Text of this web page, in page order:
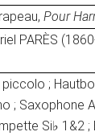
Pour
PARÈS
piccolo ;
; Saxophone
Si♭ 1&2